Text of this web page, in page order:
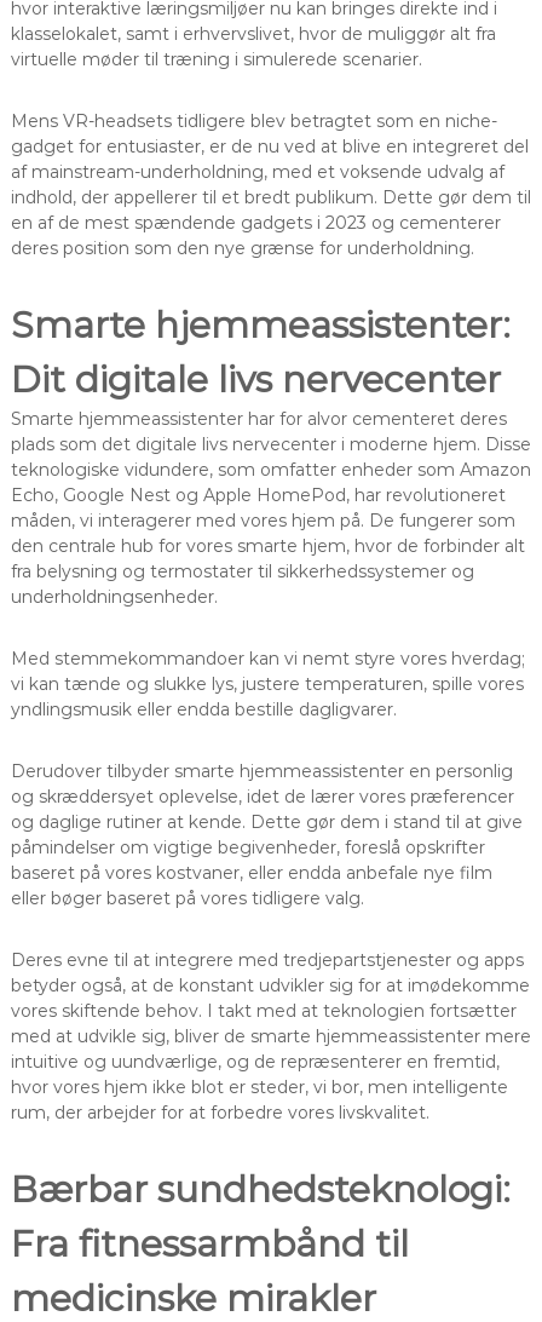
hvor interaktive læringsmiljøer nu kan bringes direkte ind i
klasselokalet, samt i erhvervslivet, hvor de muliggør alt fra
virtuelle møder til træning i simulerede scenarier.
Mens VR-headsets tidligere blev betragtet som en niche-
gadget for entusiaster, er de nu ved at blive en integreret del
af mainstream-underholdning, med et voksende udvalg af
indhold, der appellerer til et bredt publikum. Dette gør dem til
en af de mest spændende gadgets i 2023 og cementerer
deres position som den nye grænse for underholdning.
Smarte hjemmeassistenter:
Dit digitale livs nervecenter
Smarte hjemmeassistenter har for alvor cementeret deres
plads som det digitale livs nervecenter i moderne hjem. Disse
teknologiske vidundere, som omfatter enheder som Amazon
Echo, Google Nest og Apple HomePod, har revolutioneret
måden, vi interagerer med vores hjem på. De fungerer som
den centrale hub for vores smarte hjem, hvor de forbinder alt
fra belysning og termostater til sikkerhedssystemer og
underholdningsenheder.
Med stemmekommandoer kan vi nemt styre vores hverdag;
vi kan tænde og slukke lys, justere temperaturen, spille vores
yndlingsmusik eller endda bestille dagligvarer.
Derudover tilbyder smarte hjemmeassistenter en personlig
og skræddersyet oplevelse, idet de lærer vores præferencer
og daglige rutiner at kende. Dette gør dem i stand til at give
påmindelser om vigtige begivenheder, foreslå opskrifter
baseret på vores kostvaner, eller endda anbefale nye film
eller bøger baseret på vores tidligere valg.
Deres evne til at integrere med tredjepartstjenester og apps
betyder også, at de konstant udvikler sig for at imødekomme
vores skiftende behov. I takt med at teknologien fortsætter
med at udvikle sig, bliver de smarte hjemmeassistenter mere
intuitive og uundværlige, og de repræsenterer en fremtid,
hvor vores hjem ikke blot er steder, vi bor, men intelligente
rum, der arbejder for at forbedre vores livskvalitet.
Bærbar sundhedsteknologi:
Fra fitnessarmbånd til
medicinske mirakler